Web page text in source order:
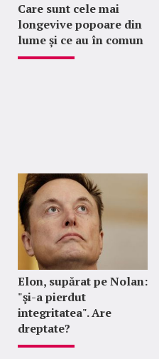
Care sunt cele mai
longevive popoare din
lume și ce au în comun
Elon, supărat pe Nolan:
"şi-a pierdut
integritatea". Are
dreptate?